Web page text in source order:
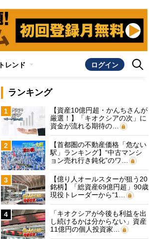
トレンド ログイン
ランキング
1
【資産10億円超・かんちさんが
厳選！】「キオクシアの次」に
資金が流れる期待の…
2
【首都圏の不動産価格「危ない
駅」ランキング】“中古マンシ
ョン売れ行き鈍化”のワ…
3
【億り人オールスターが狙う20
銘柄】「総資産69億円超」90歳
現役トレーダーから“1…
4
「キオクシアが今後も利益を出
し続けるかは分からない」資産
11億円の個人投資家…